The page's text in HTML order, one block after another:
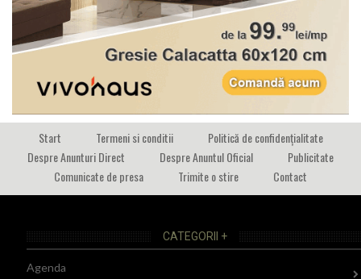
Start Termeni si conditii
Politică de confidențialitate
Despre Anunturi Direct
Despre Anuntul Oficial
Publicitate
Comunicate de presa
Trimite o stire Contact
CATEGORII +
Agenda